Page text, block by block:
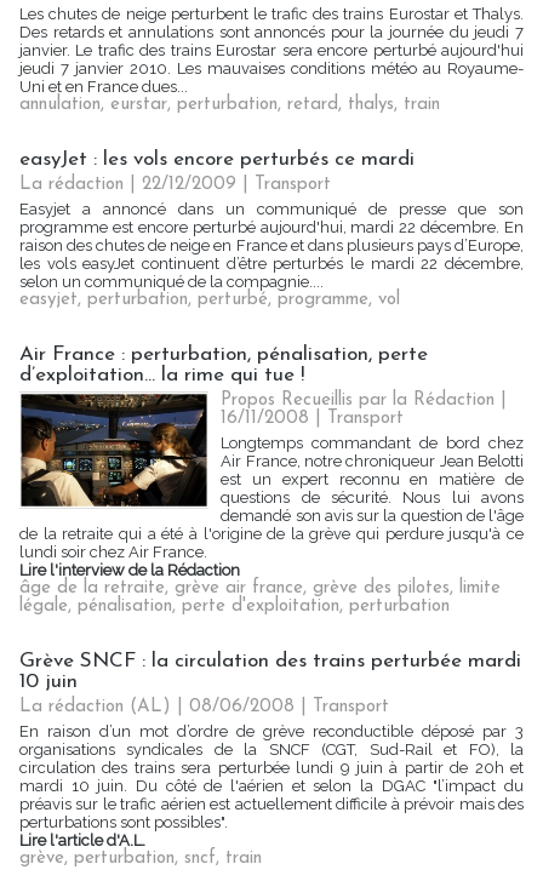
Les chutes de neige perturbent le trafic des trains Eurostar et Thalys.
Des retards et annulations sont annoncés pour la journée du jeudi 7
janvier. Le trafic des trains Eurostar sera encore perturbé aujourd'hui
jeudi 7 janvier 2010. Les mauvaises conditions météo au Royaume-
Uni et en France dues...
annulation, eurstar, perturbation, retard, thalys, train
easyJet : les vols encore perturbés ce mardi
La rédaction | 22/12/2009
Transport
Easyjet a annoncé dans un communiqué de presse que son
programme est encore perturbé aujourd'hui, mardi 22 décembre. En
raison des chutes de neige en France et dans plusieurs pays d’Europe,
les vols easyJet continuent d’être perturbés le mardi 22 décembre,
selon un communiqué de la compagnie....
easyjet, perturbation, perturbé, programme, vol
Air France : perturbation, pénalisation, perte
d’exploitation... la rime qui tue !
Propos Recueillis par la Rédaction |
16/11/2008
Transport
Longtemps commandant de bord chez
Air France, notre chroniqueur Jean Belotti
est un expert reconnu en matière de
questions de sécurité. Nous lui avons
demandé son avis sur la question de l'âge
de la retraite qui a été à l'origine de la grève qui perdure jusqu'à ce
lundi soir chez Air France.
Lire l'interview de la Rédaction
âge de la retraite, grève air france, grève des pilotes, limite
légale, pénalisation, perte d'exploitation, perturbation
Grève SNCF : la circulation des trains perturbée mardi
10 juin
La rédaction (AL) | 08/06/2008
Transport
En raison d’un mot d’ordre de grève reconductible déposé par 3
organisations syndicales de la SNCF (CGT, Sud-Rail et FO), la
circulation des trains sera perturbée lundi 9 juin à partir de 20h et
mardi 10 juin. Du côté de l'aérien et selon la DGAC "l’impact du
préavis sur le trafic aérien est actuellement difficile à prévoir mais des
perturbations sont possibles".
Lire l'article d'A.L.
grève, perturbation, sncf, train